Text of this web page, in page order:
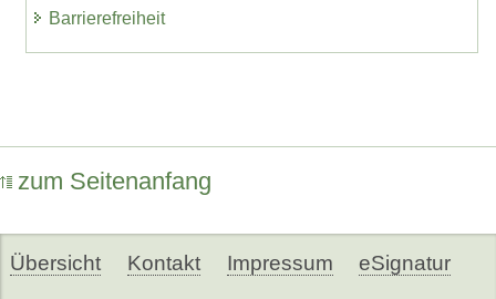
Barrierefreiheit
zum Seitenanfang
Übersicht Kontakt Impressum eSignatur